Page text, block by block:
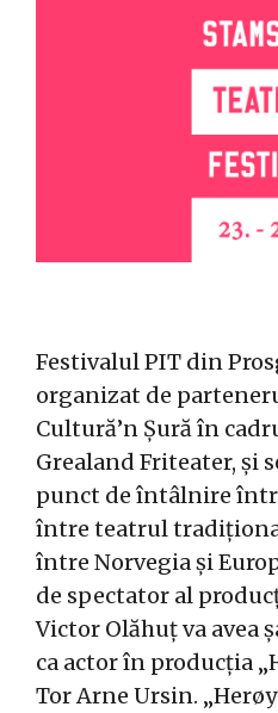
Festivalul PIT din
organizat de
Cultură’n Șură în
Grealand Friteater, și
punct de întâlnire
între teatrul
între Norvegia și
de spectator al
Victor Olăhuț va avea
ca actor în producția
Tor Arne Ursin.